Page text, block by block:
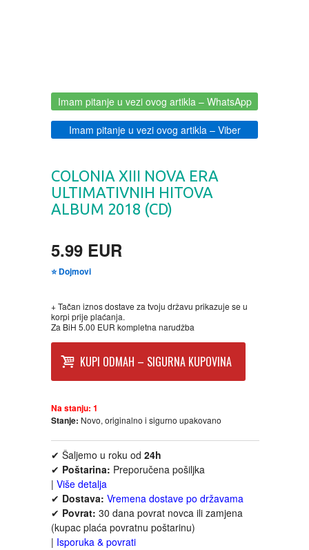
DRAMA
DRUSTVENA IGRA
DUH I TELO
EDUKATIVNI
EROTSKI
FANTASTIKA
HOROR
ISTORIJSKI
KLASICI
KNJIGE ZA DECU
KOMEDIJA
100% PRIRODNO
Imam pitanje u vezi ovog artikla– WhatsApp
Imam pitanje u vezi ovog artikla– Viber
COLONIA XIII NOVA ERA
ULTIMATIVNIH HITOVA
ALBUM 2018 (CD)
5.99 EUR
⭐ Dojmovi
+ Tačan iznos dostave za tvoju državu prikazuje se u
korpi prije plaćanja.
Za BiH 5.00 EUR kompletna narudžba
KUPI ODMAH – SIGURNA KUPOVINA
Na stanju: 1
Stanje: Novo, originalno i sigurno upakovano
✔ Šaljemo u roku od 24h
✔ Poštarina: Preporučena pošiljka
| Više detalja
✔ Dostava: Vremena dostave po državama
✔ Povrat: 30 dana povrat novca ili zamjena
(kupac plaća povratnu poštarinu)
| Isporuka & povrati